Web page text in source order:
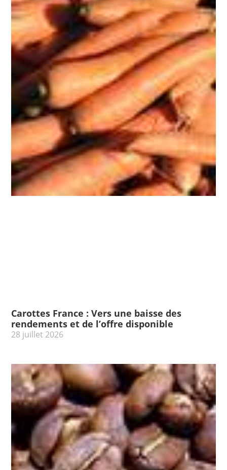
Carottes France : Vers une baisse des
rendements et de l’offre disponible
28 juillet 2026